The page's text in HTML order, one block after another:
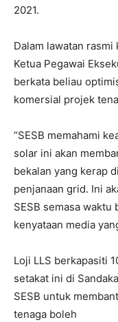
2021.
Dalam lawatan
Ketua Pegawai
berkata beliau
komersial projek
“SESB memahami
solar ini akan
bekalan yang kerap
penjanaan grid. Ini
SESB semasa waktu
kenyataan media
Loji LLS berkapasiti
setakat ini di
SESB untuk
tenaga boleh